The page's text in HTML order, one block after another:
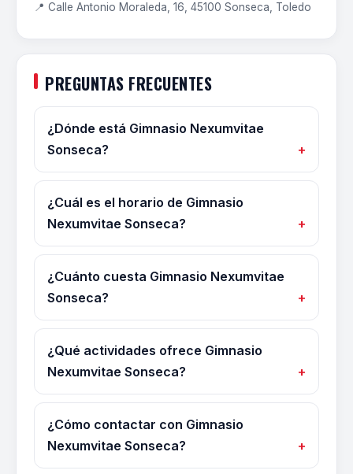
📍 Calle Antonio Moraleda, 16, 45100 Sonseca, Toledo
PREGUNTAS FRECUENTES
¿Dónde está Gimnasio Nexumvitae
Sonseca?
¿Cuál es el horario de Gimnasio
Nexumvitae Sonseca?
¿Cuánto cuesta Gimnasio Nexumvitae
Sonseca?
¿Qué actividades ofrece Gimnasio
Nexumvitae Sonseca?
¿Cómo contactar con Gimnasio
Nexumvitae Sonseca?